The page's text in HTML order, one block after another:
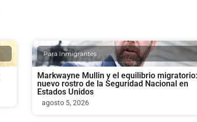
Para Inmigrantes
Markwayne Mullin y el equilibrio
nuevo rostro de la Seguridad Nacional en
Estados Unidos
agosto 5, 2026